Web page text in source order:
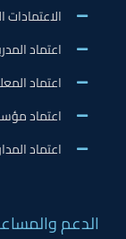
الاعتمادات
اعتماد
اعتماد
اعتماد
اعتماد
الدعم